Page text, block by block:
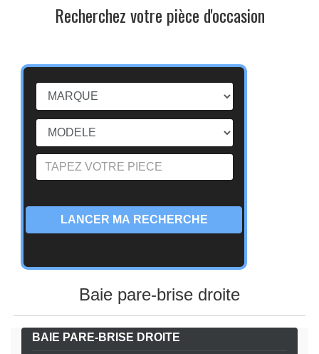
Recherchez votre pièce d'occasion
LANCER MA RECHERCHE
Baie pare-brise droite
BAIE PARE-BRISE DROITE